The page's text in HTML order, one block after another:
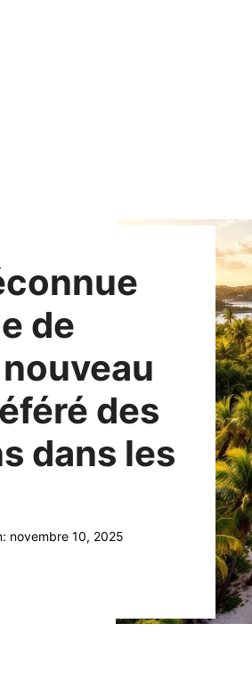
de
des
dans les
novembre 10, 2025